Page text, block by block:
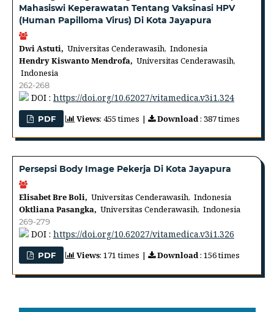
Mahasiswi Keperawatan Tentang Vaksinasi HPV
(Human Papilloma Virus) Di Kota Jayapura
Dwi Astuti, Universitas Cenderawasih, Indonesia
Hendry Kiswanto Mendrofa, Universitas Cenderawasih,
Indonesia
262-268
DOI : https://doi.org/10.62027/vitamedica.v3i1.324
PDF Views: 455 times | Download: 387 times
Persepsi Body Image Pekerja Di Kota Jayapura
Elisabet Bre Boli, Universitas Cenderawasih, Indonesia
Oktliana Pasangka, Universitas Cenderawasih, Indonesia
269-279
DOI : https://doi.org/10.62027/vitamedica.v3i1.326
PDF Views: 171 times | Download: 156 times